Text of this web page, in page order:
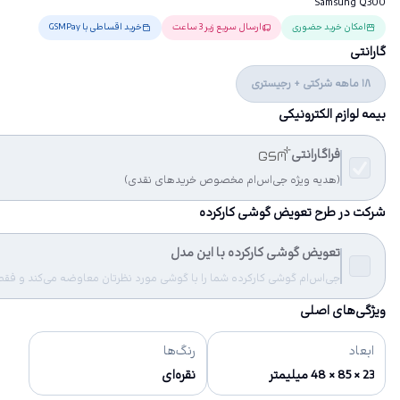
امکان خرید حضوری ارسال سریع زیر 3 ساعت خرید اقساطی با GSMPay
گارانتی
18 ماهه شرکتی + رجیستری
بیمه لوازم الکترونیکی
فراگارانتی
(هدیه ویژه جی‌اس‌ام مخصوص خریدهای نقدی)
شرکت در طرح تعویض گوشی کارکرده
تعویض گوشی کارکرده با این مدل
جی‌اس‌ام گوشی کارکرده شما را با گوشی مورد نظرتان معاوضه می‌کند و فقط
ویژگی‌های اصلی
ابعاد
23 × 85 × 48 میلیمتر
رنگ‌ها
نقره‌ای